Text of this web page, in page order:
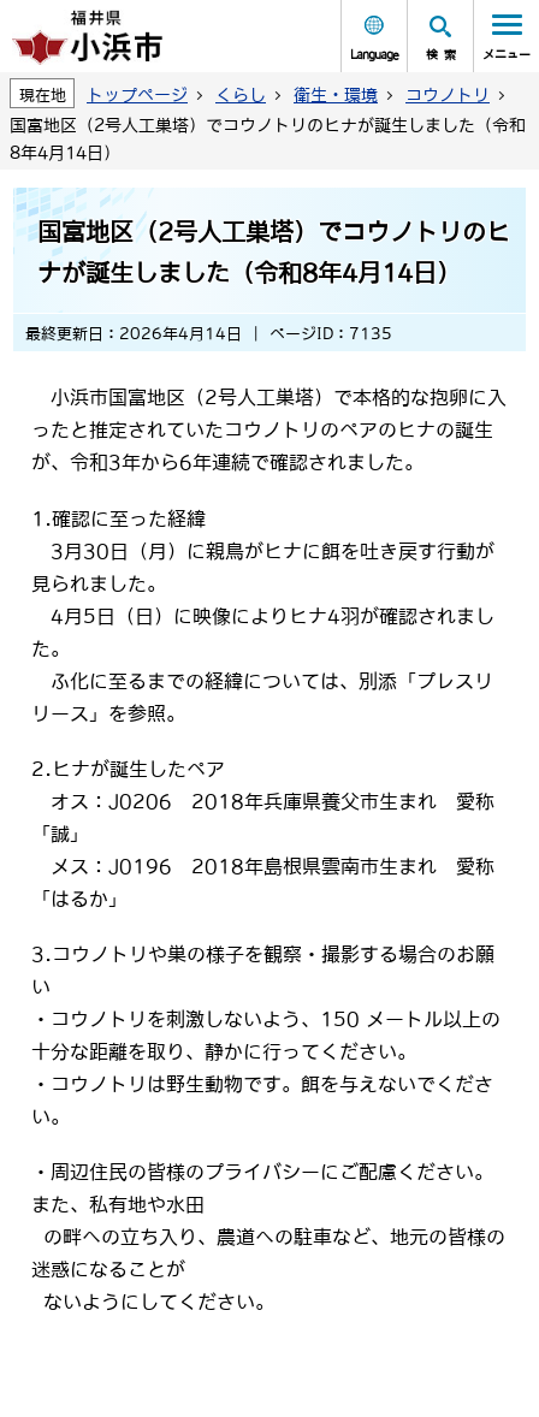
Language 検索 メニュー
現在地 トップページ くらし 衛生・環境
コウノトリ
国富地区（2号人工巣塔）でコウノトリのヒナが誕生しました（令和
8年4月14日）
国富地区（2号人工巣塔）でコウノトリのヒ
ナが誕生しました（令和8年4月14日）
最終更新日：2026年4月14日 ページID：7135
小浜市国富地区（2号人工巣塔）で本格的な抱卵に入
ったと推定されていたコウノトリのペアのヒナの誕生
が、令和3年から6年連続で確認されました。
1.確認に至った経緯
3月30日（月）に親鳥がヒナに餌を吐き戻す行動が
見られました。
4月5日（日）に映像によりヒナ4羽が確認されまし
た。
ふ化に至るまでの経緯については、別添「プレスリ
リース」を参照。
2.ヒナが誕生したペア
オス：J0206 2018年兵庫県養父市生まれ 愛称
「誠」
メス：J0196 2018年島根県雲南市生まれ 愛称
「はるか」
3.コウノトリや巣の様子を観察・撮影する場合のお願
い
・コウノトリを刺激しないよう、150 メートル以上の
十分な距離を取り、静かに行ってください。
・コウノトリは野生動物です。餌を与えないでくださ
い。
・周辺住民の皆様のプライバシーにご配慮ください。
また、私有地や水田
の畔への立ち入り、農道への駐車など、地元の皆様の
迷惑になることが
ないようにしてください。